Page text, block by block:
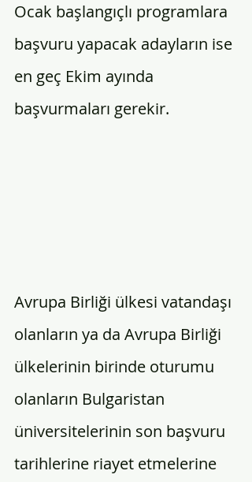
Ocak başlangıçlı programlara
başvuru yapacak adayların ise
en geç Ekim ayında
başvurmaları gerekir.
Avrupa Birliği ülkesi vatandaşı
olanların ya da Avrupa Birliği
ülkelerinin birinde oturumu
olanların Bulgaristan
üniversitelerinin son başvuru
tarihlerine riayet etmelerine